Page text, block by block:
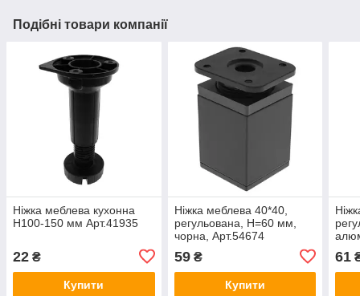
Подібні товари компанії
Ніжка меблева кухонна
Н100-150 мм Арт.41935
22 ₴
Купити
Ніжка меблева 40*40,
регульована, H=60 мм,
чорна, Арт.54674
59₴
Купити
61